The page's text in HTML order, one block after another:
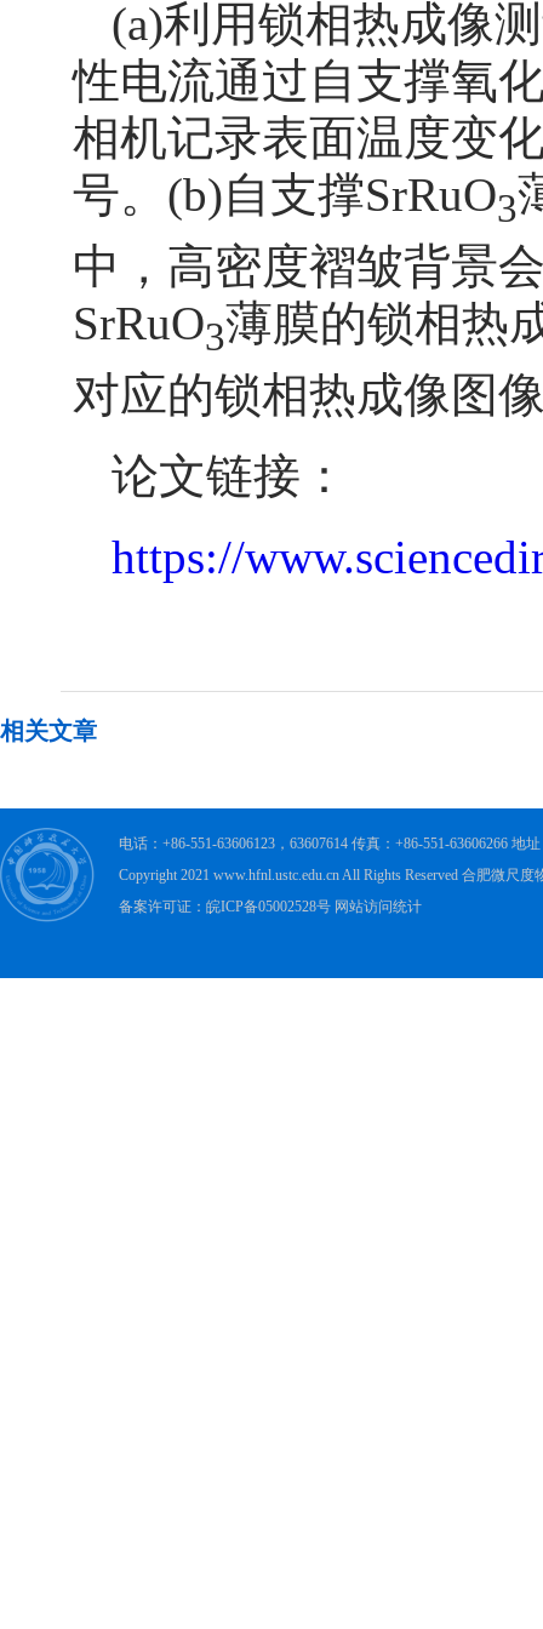
(a)利用锁相热成像
性电流通过自支撑氧
相机记录表面温度变
号。(b)自支撑SrRuO3
中，高密度褶皱背景
SrRuO3薄膜的锁相热
对应的锁相热成像图
论文链接：
https://
相关文章
电话：+86-551-63606123，63607614 传真：+86-551-63606266 地
Copyright 2021 www.hfnl.ustc.edu.cn All Rights Reserved 合肥微尺
备案许可证：皖ICP备05002528号 网站访问统计